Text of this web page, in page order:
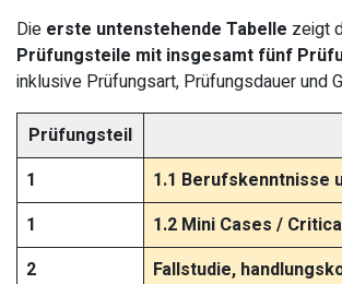
Die erste untenstehende Tabelle zeigt
Prüfungsteile mit insgesamt fünf
inklusive Prüfungsart, Prüfungsdauer und
Prüfungsteil
1
1.1 Berufskenntnisse
1
1.2 Mini Cases /
2
Fallstudie,